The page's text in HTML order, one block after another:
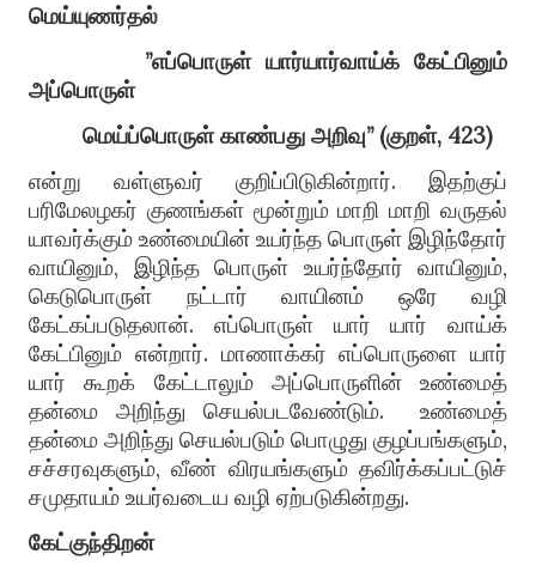
மெய்யுணர்தல்
”எப்பொருள் யார்யார்வாய்க் கேட்பினும்
அப்பொருள்
மெய்ப்பொருள் காண்பது அறிவு” (குறள், 423)
என்று வள்ளுவர் குறிப்பிடுகின்றார். இதற்குப்
பரிமேலழகர் குணங்கள் மூன்றும் மாறி மாறி வருதல்
யாவர்க்கும் உண்மையின் உயர்ந்த பொருள் இழிந்தோர்
வாயினும், இழிந்த பொருள் உயர்ந்தோர் வாயினும்,
கெடுபொருள் நட்டார் வாயினம் ஒரே வழி
கேட்கப்படுதலான். எப்பொருள் யார் யார் வாய்க்
கேட்பினும் என்றார். மாணாக்கர் எப்பொருளை யார்
யார் கூறக் கேட்டாலும் அப்பொருளின் உண்மைத்
தன்மை அறிந்து செயல்படவேண்டும்.
உண்மைத்
தன்மை அறிந்து செயல்படும் பொழுது குழப்பங்களும்,
சச்சரவுகளும், வீண் விரயங்களும் தவிர்க்கப்பட்டுச்
சமுதாயம் உயர்வடைய வழி ஏற்படுகின்றது.
கேட்குந்திறன்